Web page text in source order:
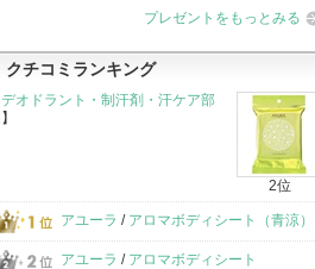
品
プレゼントをもっとみる
クチコミランキング
デオドラント・制汗剤・汗ケア部
】
2位
アユーラ / アロマボディシート（青涼）
アユーラ / アロマボディシート